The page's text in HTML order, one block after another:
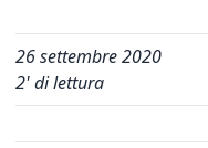
26 settembre 2020
2' di lettura